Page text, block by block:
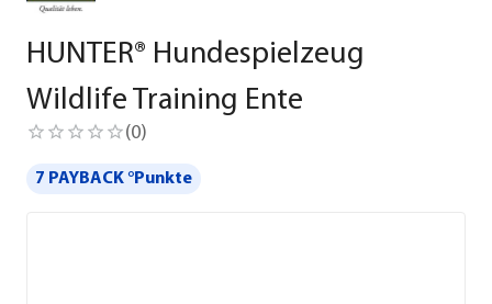
HUNTER® Hundespielzeug
Wildlife Training Ente
(0)
7 PAYBACK °Punkte